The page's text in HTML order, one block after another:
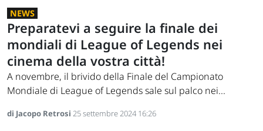
NEWS
Preparatevi a seguire la finale dei
mondiali di League of Legends nei
cinema della vostra città!
A novembre, il brivido della Finale del Campionato
Mondiale di League of Legends sale sul palco nei...
di Jacopo Retrosi 25 settembre 2024 16:26